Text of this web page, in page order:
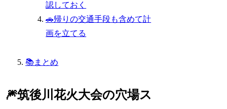
認しておく
🚗帰りの交通手段も含めて計
画を立てる
📚まとめ
🎆筑後川花火大会の穴場ス